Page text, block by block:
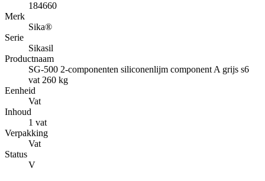
184660
Merk
Sika®
Serie
Sikasil
Productnaam
SG-500 2-componenten siliconenlijm component A grijs s6
vat 260 kg
Eenheid
Vat
Inhoud
1 vat
Verpakking
Vat
Status
V